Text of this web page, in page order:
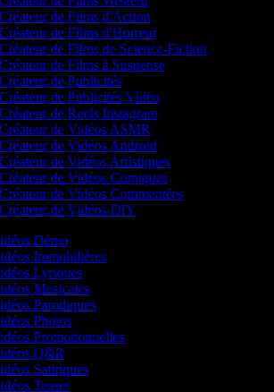
de Films d'Action
de Films d'Horreur
de Films de Science-Fiction
de Films à Suspense
de Publicités
de Publicités Vidéo
de Reels Instagram
de Vidéos ASMR
de Vidéos Android
de Vidéos Artistiques
de Vidéos Comiques
de Vidéos Commentées
de Vidéos DIY
Démo
Immobilières
Lyriques
Musicales
Parodiques
Photos
Promotionnelles
Q&R
Satiriques
Teaser